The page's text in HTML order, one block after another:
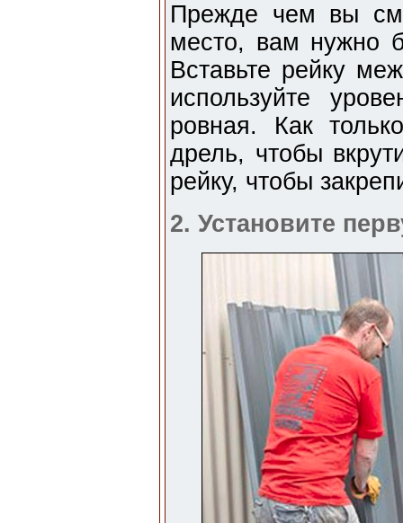
Прежде чем вы
место, вам нужно
Вставьте рейку
используйте
ровная. Как
дрель, чтобы
рейку, чтобы
2. Установите